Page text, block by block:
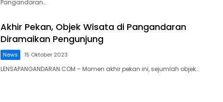
Pangandaran…
Akhir Pekan, Objek Wisata di Pangandaran
Diramaikan Pengunjung
News 15 Oktober 2023
LENSAPANGANDARAN.COM – Momen akhir pekan ini, sejumlah objek…